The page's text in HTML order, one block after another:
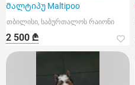
Მალტიპუ Maltipoo
თბილისი, საბურთალოს რაიონი
2 500 ₾